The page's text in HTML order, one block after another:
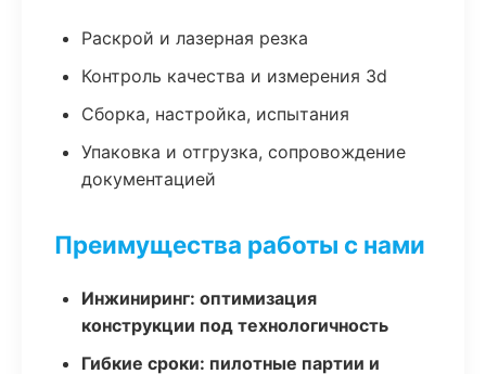
Раскрой и лазерная резка
Контроль качества и измерения 3d
Сборка, настройка, испытания
Упаковка и отгрузка, сопровождение
документацией
Преимущества работы с нами
Инжиниринг: оптимизация
конструкции под технологичность
Гибкие сроки: пилотные партии и